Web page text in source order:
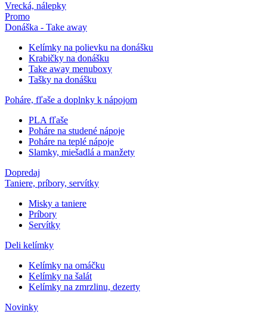
Vrecká, nálepky
Promo
Donáška - Take away
Kelímky na polievku na donášku
Krabičky na donášku
Take away menuboxy
Tašky na donášku
Poháre, fľaše a doplnky k nápojom
PLA fľaše
Poháre na studené nápoje
Poháre na teplé nápoje
Slamky, miešadlá a manžety
Dopredaj
Taniere, príbory, servítky
Misky a taniere
Príbory
Servítky
Deli kelímky
Kelímky na omáčku
Kelímky na šalát
Kelímky na zmrzlinu, dezerty
Novinky